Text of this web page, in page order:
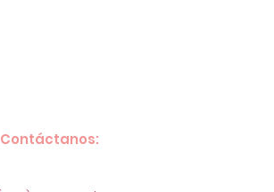
Contáctanos: